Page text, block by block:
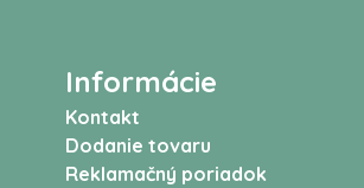
Informácie
Kontakt
Dodanie tovaru
Reklamačný poriadok